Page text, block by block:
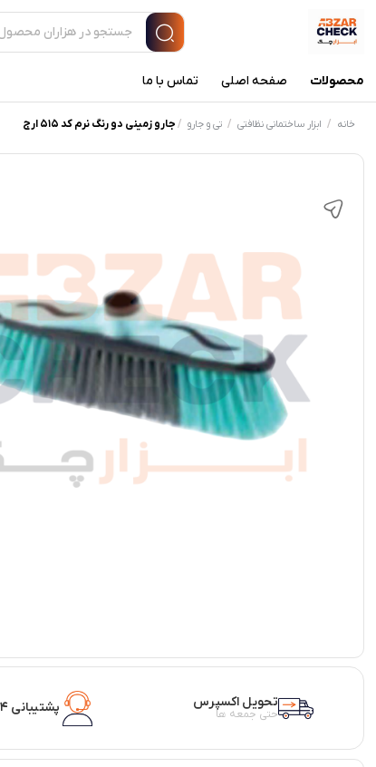
محصولات صفحه اصلی تماس با ما
خانه / ابزار ساختمانی نظافتی / تی و جارو /جارو زمینی دو رنگ نرم کد 515 ارج
تحویل اکسپرس
حتی جمعه ها پشتیبانی ۲۴ ساعته